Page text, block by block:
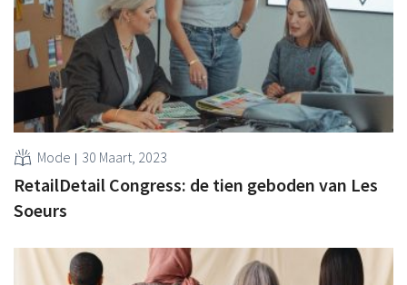
Mode 30 Maart, 2023
RetailDetail Congress: de tien geboden van Les
Soeurs